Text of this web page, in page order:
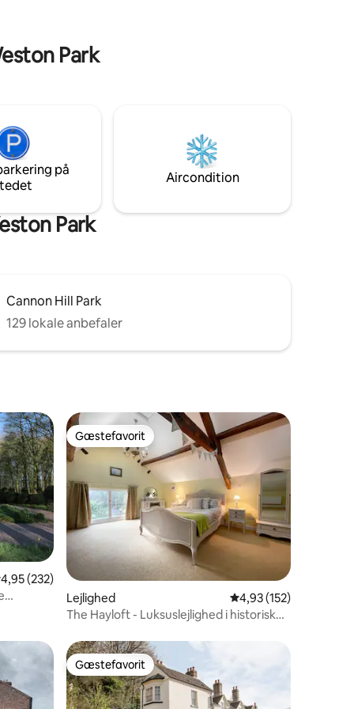
køleskab med fryser.
Park
på
Aircondition
Park
Cannon Hill Park
129 lokale anbefaler
ud af 5 i gennemsnitlig bedømmelse, 232 omtaler
4,95 (232)
Gæstefavorit
Gæstefavorit
Lejlighed 4,93 ud af 5 i
4,93 (152)
The Hayloft - Luksuslejlighed i historisk
Gæstefavorit
Gæstefavorit